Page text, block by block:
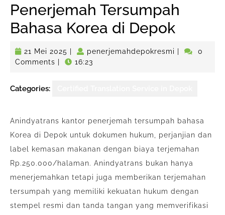
Penerjemah Tersumpah
Bahasa Korea di Depok
21 Mei 2025 21
Mei
penerjemahdepokresmi
0
Comments
16:23
Categories:
Anindyatrans kantor penerjemah tersumpah bahasa
Korea di Depok untuk dokumen hukum, perjanjian dan
label kemasan makanan dengan biaya terjemahan
Rp.250.000/halaman. Anindyatrans bukan hanya
menerjemahkan tetapi juga memberikan terjemahan
tersumpah yang memiliki kekuatan hukum dengan
stempel resmi dan tanda tangan yang memverifikasi